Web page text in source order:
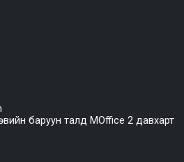
баруун талд MOffice 2 давхарт